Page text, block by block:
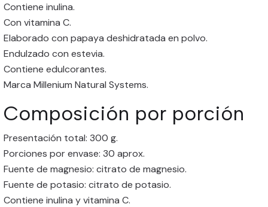
Contiene inulina.
Con vitamina C.
Elaborado con papaya deshidratada en polvo.
Endulzado con estevia.
Contiene edulcorantes.
Marca Millenium Natural Systems.
Composición por porción
Presentación total: 300 g.
Porciones por envase: 30 aprox.
Fuente de magnesio: citrato de magnesio.
Fuente de potasio: citrato de potasio.
Contiene inulina y vitamina C.